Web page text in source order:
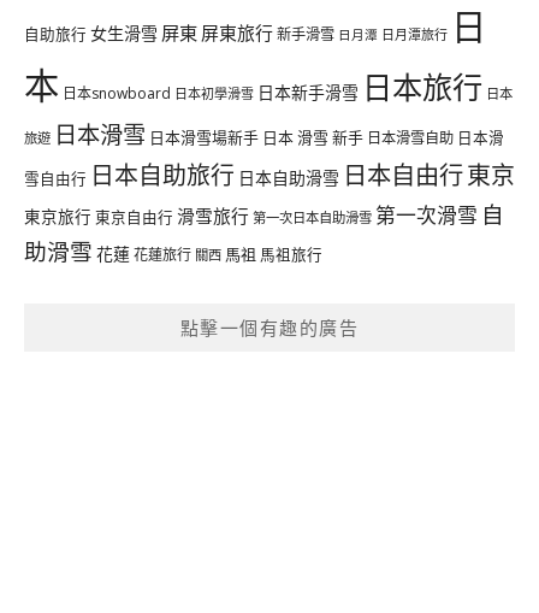
自助旅行 女生滑雪 屏東 屏東旅行新手滑雪 日月潭 日月潭旅行 日
本 日本snowboard 日本初學滑雪 日本新手滑雪 日本旅行 日本
旅遊 日本滑雪 日本滑雪場新手 日本 滑雪 新手 日本滑雪自助 日本滑
雪自由行 日本自助旅行 日本自助滑雪 日本自由行東京
東京旅行 東京自由行 滑雪旅行 第一次日本自助滑雪 第一次滑雪 自
助滑雪 花蓮花蓮旅行 關西 馬祖 馬祖旅行
點擊一個有趣的廣告